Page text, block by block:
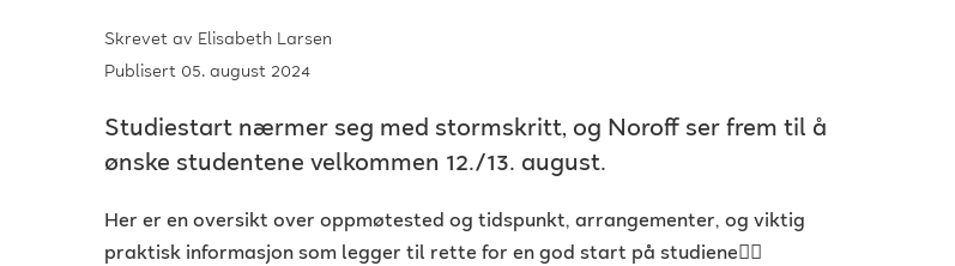
Skrevet av Elisabeth Larsen
Publisert 05. august 2024
Studiestart nærmer seg med stormskritt, og Noroff ser frem til å
ønske studentene velkommen 12./13. august.
Her er en oversikt over oppmøtested og tidspunkt, arrangementer, og viktig
praktisk informasjon som legger til rette for en god start på studiene👇🏻